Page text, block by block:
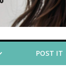
POST IT